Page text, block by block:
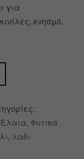
για
κνησμό,
, Φυτικά
, λαδι